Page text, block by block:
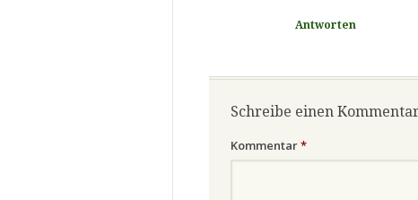
Antworten
Schreibe einen
Kommentar*